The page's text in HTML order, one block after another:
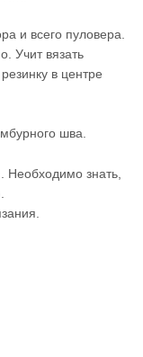
и всего пуловера.
Учит вязать
в центре
шва.
Необходимо знать,